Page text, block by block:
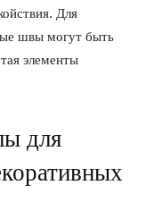
Для
швы могут быть
элементы
для